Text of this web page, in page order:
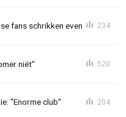
fans schrikken even 234
niét" 520
"Enorme club" 204